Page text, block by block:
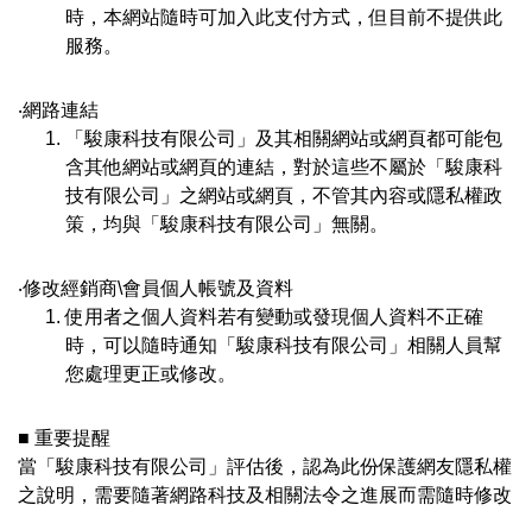
時，本網站隨時可加入此支付方式，但目前不提供此
服務。
‧網路連結
「駿康科技有限公司」及其相關網站或網頁都可能包
含其他網站或網頁的連結，對於這些不屬於「駿康科
技有限公司」之網站或網頁，不管其內容或隱私權政
策，均與「駿康科技有限公司」無關。
‧修改經銷商\會員個人帳號及資料
使用者之個人資料若有變動或發現個人資料不正確
時，可以隨時通知「駿康科技有限公司」相關人員幫
您處理更正或修改。
■ 重要提醒
當「駿康科技有限公司」評估後，認為此份保護網友隱私權
之說明，需要隨著網路科技及相關法令之進展而需隨時修改